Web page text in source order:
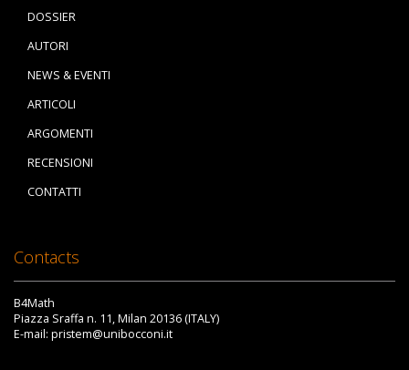
DOSSIER
AUTORI
NEWS & EVENTI
ARTICOLI
ARGOMENTI
RECENSIONI
CONTATTI
Contacts
B4Math
Piazza Sraffa n. 11, Milan 20136 (ITALY)
E-mail: pristem@unibocconi.it